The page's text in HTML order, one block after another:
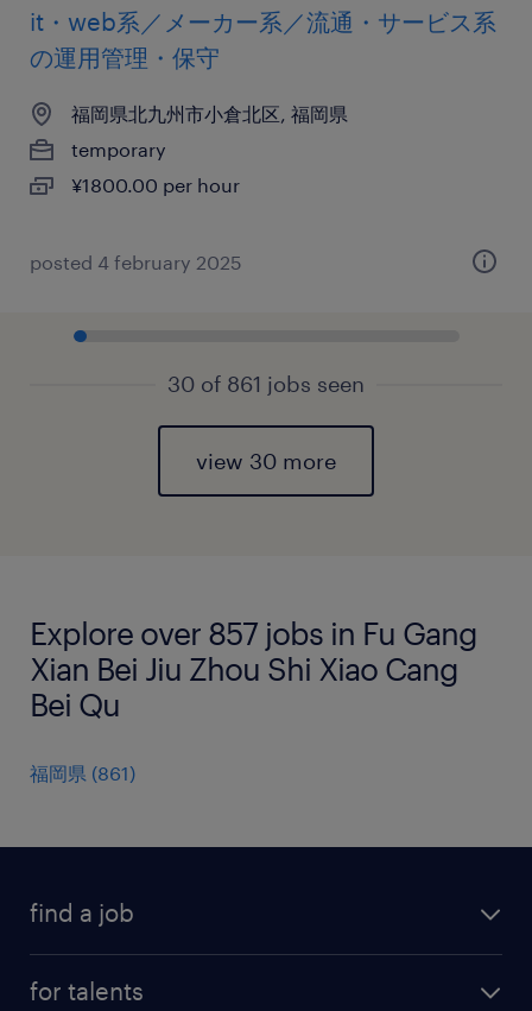
it・web系／メーカー系／流通・サービス系
の運用管理・保守
福岡県北九州市小倉北区, 福岡県
temporary
¥1800.00 per hour
posted 4 february 2025
30 of 861 jobs seen
view 30 more
Explore over 857 jobs in Fu Gang
Xian Bei Jiu Zhou Shi Xiao Cang
Bei Qu
福岡県 (861)
find a job
for talents